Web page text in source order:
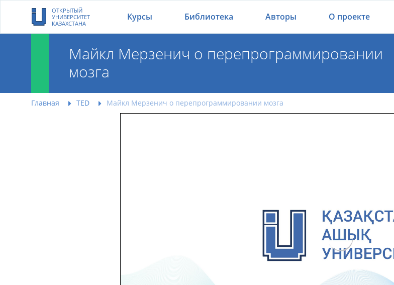
ОТКРЫТЫЙ
УНИВЕРСИТЕТ
КАЗАХСТАНА
Курсы Библиотека Авторы О проекте
Майкл Мерзенич о перепрограммировании
мозга
Главная TED Майкл Мерзенич о перепрограммировании мозга
Майкл Мерзенич о перепрограммировании мозга